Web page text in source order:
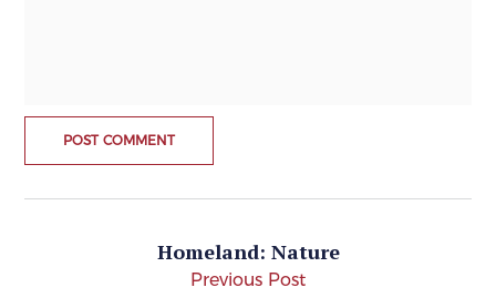
Homeland: Nature
Previous Post